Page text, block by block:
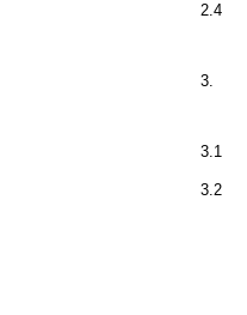
2.4
3.
3.1
3.2